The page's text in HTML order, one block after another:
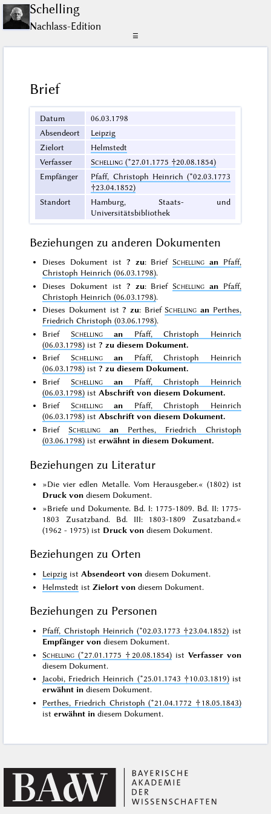
Schelling
Nachlass-Edition
☰
Brief
Datum
06.03.1798
Absendeort
Leipzig
Zielort
Helmstedt
Verfasser
Schelling (*27.01.1775 †20.08.1854)
Empfänger
Pfaff, Christoph Heinrich (*02.03.1773
†23.04.1852)
Standort
Hamburg, Staats- und
Universitätsbibliothek
Beziehungen zu anderen Dokumenten
Dieses Dokument ist ? zu: BriefSchelling anPfaff,
Christoph Heinrich (06.03.1798).
Dieses Dokument ist ? zu: Brief Schelling anPfaff,
Christoph Heinrich (06.03.1798).
Dieses Dokument ist? zu: BriefSchelling an Perthes,
Friedrich Christoph (03.06.1798).
Brief Schelling an Pfaff, Christoph Heinrich
(06.03.1798) ist? zu diesem Dokument.
Brief Schelling an Pfaff, Christoph Heinrich
(06.03.1798) ist? zu diesem Dokument.
Brief Schelling an Pfaff, Christoph Heinrich
(06.03.1798) ist Abschrift von diesem Dokument.
Brief Schelling an Pfaff, Christoph Heinrich
(06.03.1798) istAbschrift von diesem Dokument.
Brief Schelling an Perthes, Friedrich Christoph
(03.06.1798) isterwähnt in diesem Dokument.
Beziehungen zu Literatur
»Die vier edlen Metalle. Vom Herausgeber.« (1802) ist
Druck von diesem Dokument.
»Briefe und Dokumente. Bd. I: 1775-1809. Bd. II: 1775-
1803 Zusatzband. Bd. III: 1803-1809 Zusatzband.«
(1962 - 1975) ist Druck von diesem Dokument.
Beziehungen zu Orten
Leipzig ist Absendeort von diesem Dokument.
Helmstedt istZielort von diesem Dokument.
Beziehungen zu Personen
Pfaff, Christoph Heinrich (*02.03.1773 †23.04.1852) ist
Empfänger von diesem Dokument.
Schelling (*27.01.1775 †20.08.1854)ist Verfasser von
diesem Dokument.
Jacobi, Friedrich Heinrich (*25.01.1743 †10.03.1819)ist
erwähnt in diesem Dokument.
Perthes, Friedrich Christoph (*21.04.1772 †18.05.1843)
isterwähnt in diesem Dokument.